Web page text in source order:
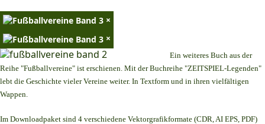
×
×
Ein weiteres Buch aus der
Reihe "Fußballvereine" ist erschienen. Mit der Buchreihe "ZEITSPIEL-Legenden"
lebt die Geschichte vieler Vereine weiter. In Textform und in ihren vielfältigen
Wappen.
Im Downloadpaket sind 4 verschiedene Vektorgrafikformate (CDR, AI EPS, PDF)